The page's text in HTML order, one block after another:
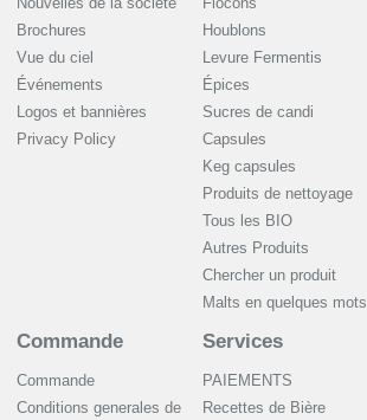
Brochures
Vue du ciel
Événements
Logos et bannières
Privacy Policy
Houblons
Levure Fermentis
Épices
Sucres de candi
Capsules
Keg capsules
Produits de nettoyage
Tous les BIO
Autres Produits
Chercher un produit
Malts en quelques mots
Commande
Commande
Conditions generales de
Services
PAIEMENTS
Recettes de Bière